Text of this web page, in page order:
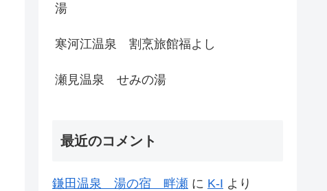
湯
寒河江温泉 割烹旅館福よし
瀬見温泉 せみの湯
最近のコメント
鎌田温泉 湯の宿 畔瀬 に K-I より